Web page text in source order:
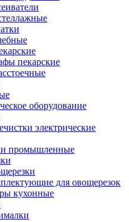
пекарские
оборудование
электрические
промышленные
для овощерезок
кухонные